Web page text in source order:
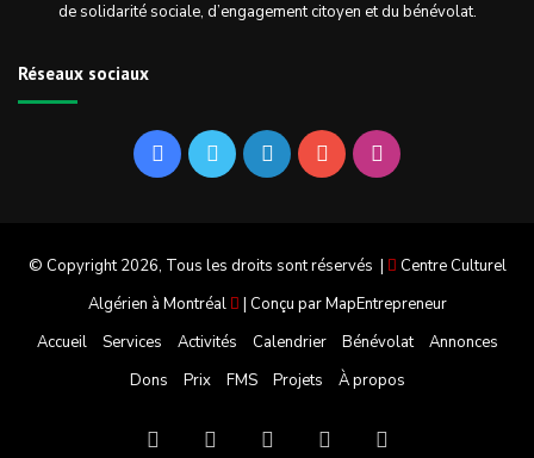
de solidarité sociale, d’engagement citoyen et du bénévolat.
Réseaux sociaux
FacebookTwitterLinkedinYouTubeInstagram
© Copyright 2026, Tous les droits sont réservés |
Centre Culturel
Algérien à Montréal
| Conçu parMapEntrepreneur
Accueil
Services Activités Calendrier Bénévolat
Annonces
Dons
Prix FMS Projets À propos
FacebookTwitter LinkedinYouTube